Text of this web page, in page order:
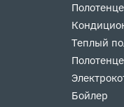
Теплый
Бойлер